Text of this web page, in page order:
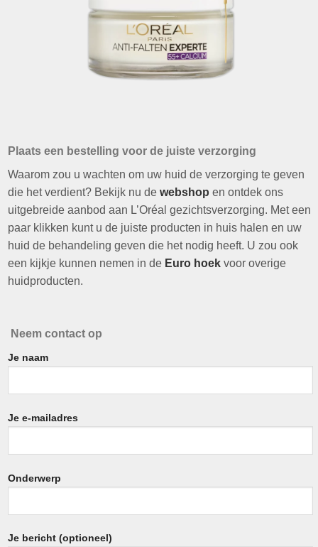
Plaats een bestelling voor de juiste verzorging
Waarom zou u wachten om uw huid de verzorging te geven
die het verdient? Bekijk nu de webshop en ontdek ons
uitgebreide aanbod aan L’Oréal gezichtsverzorging. Met een
paar klikken kunt u de juiste producten in huis halen en uw
huid de behandeling geven die het nodig heeft. U zou ook
een kijkje kunnen nemen in de Euro hoek voor overige
huidproducten.
Neem contact op
Je naam
Je e-mailadres
Onderwerp
Je bericht (optioneel)